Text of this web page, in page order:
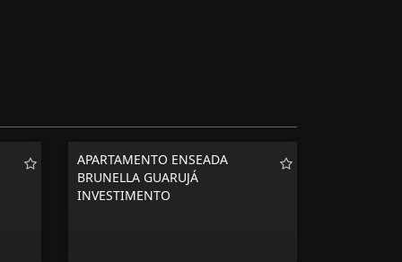
APARTAMENTO ENSEADA
BRUNELLA GUARUJÁ
INVESTIMENTO